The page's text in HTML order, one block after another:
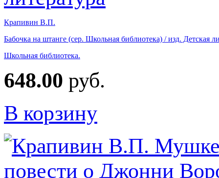
Крапивин В.П.
Бабочка на штанге (сер. Школьная библиотека) / изд. Детская
Школьная библиотека.
648.00 руб.
В корзину